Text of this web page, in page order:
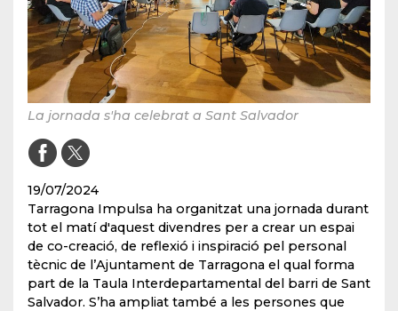
La jornada s'ha celebrat a Sant Salvador
19/07/2024
Tarragona Impulsa ha organitzat una jornada durant
tot el matí d'aquest divendres per a crear un espai
de co-creació, de reflexió i inspiració pel personal
tècnic de l’Ajuntament de Tarragona el qual forma
part de la Taula Interdepartamental del barri de Sant
Salvador. S’ha ampliat també a les persones que